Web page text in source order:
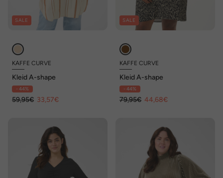
SALE
KAFFE CURVE
Kleid A-shape
- 44%
59,95€ 33,57€
SALE
KAFFE CURVE
Kleid A-shape
- 44%
79,95€ 44,68€